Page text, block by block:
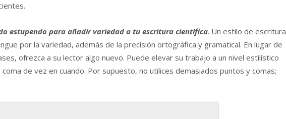
estupendo para añadir variedad a tu escritura científica. Un estilo de escritura
por la variedad, además de la precisión ortográfica y gramatical. En lugar de
ofrezca a su lector algo nuevo. Puede elevar su trabajo a un nivel estilístico
de vez en cuando. Por supuesto, no utilices demasiados puntos y comas;